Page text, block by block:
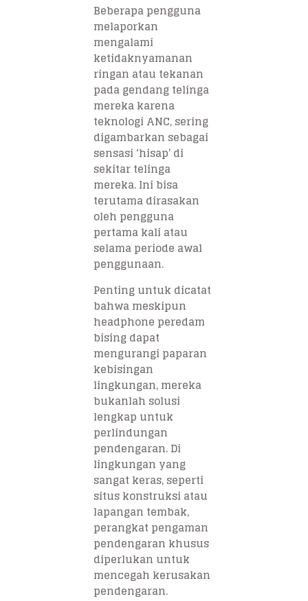
Beberapa pengguna
melaporkan
mengalami
ketidaknyamanan
ringan atau tekanan
pada gendang telinga
mereka karena
teknologi ANC, sering
digambarkan sebagai
sensasi ‘hisap’ di
sekitar telinga
mereka. Ini bisa
terutama dirasakan
oleh pengguna
pertama kali atau
selama periode awal
penggunaan.
Penting untuk dicatat
bahwa meskipun
headphone peredam
bising dapat
mengurangi paparan
kebisingan
lingkungan, mereka
bukanlah solusi
lengkap untuk
perlindungan
pendengaran. Di
lingkungan yang
sangat keras, seperti
situs konstruksi atau
lapangan tembak,
perangkat pengaman
pendengaran khusus
diperlukan untuk
mencegah kerusakan
pendengaran.